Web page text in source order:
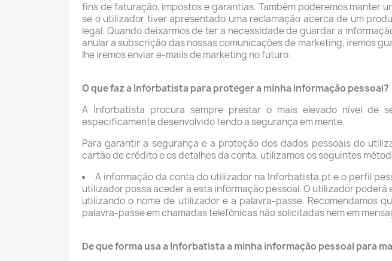
fins de faturação, impostos e garantias. Também poderemos manter
se o utilizador tiver apresentado uma reclamação acerca de um
legal. Quando deixarmos de ter a necessidade de guardar a
anular a subscrição das nossas comunicações de marketing, iremos
lhe iremos enviar e-mails de marketing no futuro.
O que faz a Inforbatista para proteger a minha informação pessoal?
A Inforbatista procura sempre prestar o mais elevado nível de
especificamente desenvolvido tendo a segurança em mente.
Para garantir a segurança e a proteção dos dados pessoais do
cartão de crédito e os detalhes da conta, utilizamos os seguintes
A informação da conta do utilizador na Inforbatista.pt e o perfil
utilizador possa aceder a esta informação pessoal. O utilizador
utilizando o nome de utilizador e a palavra-passe. Recomendamos
palavra-passe em chamadas telefónicas não solicitadas nem em
De que forma usa a Inforbatista a minha informação pessoal para